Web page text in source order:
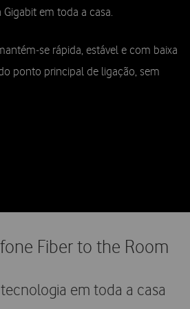
em toda a casa.
rápida, estável e com baixa
ponto principal de ligação, sem
Fiber to the Room
em toda a casa